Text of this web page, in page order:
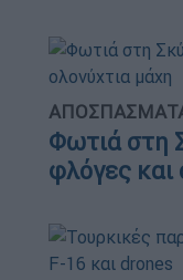
Φωτιά στη
φλόγες και